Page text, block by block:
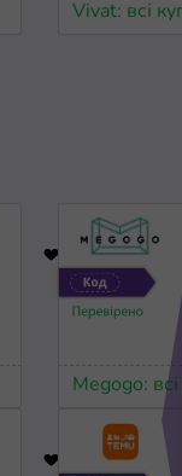
Vivat: всі
Megogo: